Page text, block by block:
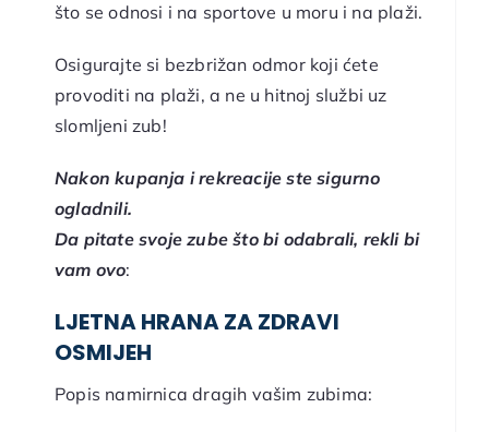
što se odnosi i na sportove u moru i na plaži.
Osigurajte si bezbrižan odmor koji ćete
provoditi na plaži, a ne u hitnoj službi uz
slomljeni zub!
Nakon kupanja i rekreacije ste sigurno
ogladnili.
Da pitate svoje zube što bi odabrali, rekli bi
vam ovo:
LJETNA HRANA ZA ZDRAVI
OSMIJEH
Popis namirnica dragih vašim zubima: